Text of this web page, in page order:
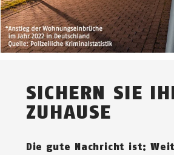
SICHERN SIE
ZUHAUSE
Die gute Nachricht ist: